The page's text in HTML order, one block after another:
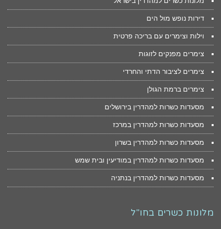
דירות נופש מול הים
וילות וצימרים עם בריכה פרטית
צימרים מפנקים לזוגות
צימרים לציבור הדתי והחרדי
צימרים ברמת הגולן
מסעדות כשרות למהדרין בירושלים
מסעדות כשרות למהדרין במרכז
מסעדות כשרות למהדרין בשרון
מסעדות כשרות למהדרין במודיעין ובית שמש
מסעדות כשרות למהדרין בנתניה
מלונות כשרים בחו"ל